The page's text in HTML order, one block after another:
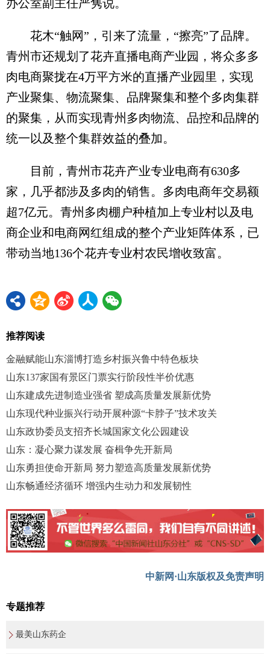
办公室副主任严隽说。
花木“触网”，引来了流量，“擦亮”了品牌。
青州市还规划了花卉直播电商产业园，将众多多
肉电商聚拢在4万平方米的直播产业园里，实现
产业聚集、物流聚集、品牌聚集和整个多肉集群
的聚集，从而实现青州多肉物流、品控和品牌的
统一以及整个集群效益的叠加。
目前，青州市花卉产业专业电商有630多
家，几乎都涉及多肉的销售。多肉电商年交易额
超7亿元。青州多肉棚户种植加上专业村以及电
商企业和电商网红组成的整个产业矩阵体系，已
带动当地136个花卉专业村农民增收致富。
推荐阅读
金融赋能山东淄博打造乡村振兴鲁中特色板块
山东137家国有景区门票实行阶段性半价优惠
山东建成先进制造业强省 塑成高质量发展新优势
山东现代种业振兴行动开展种源“卡脖子”技术攻关
山东政协委员支招齐长城国家文化公园建设
山东：凝心聚力谋发展 奋楫争先开新局
山东勇担使命开新局 努力塑造高质量发展新优势
山东畅通经济循环 增强内生动力和发展韧性
中新网·山东版权及免责声明
专题推荐
最美山东药企